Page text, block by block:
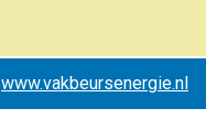
www.vakbeursenergie.nl